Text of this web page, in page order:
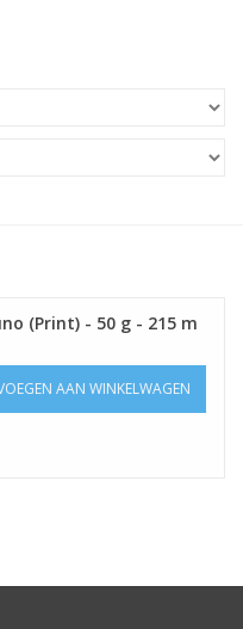
(Print) - 50 g - 215 m
AAN WINKELWAGEN